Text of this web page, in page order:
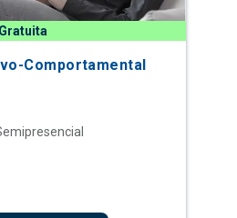
Comportamental